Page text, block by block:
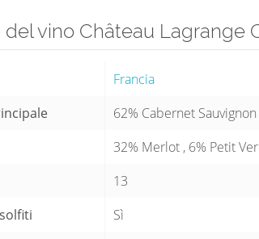
del vino Château Lagrange
Francia
62% Cabernet Sauvignon
32% Merlot , 6% Petit
13
Sì